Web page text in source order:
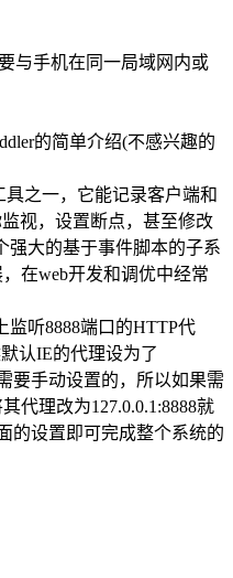
与手机在同一局域网内或
的简单介绍(不感兴趣的
具之一，它能记录客户端和
视，设置断点，甚至修改
强大的基于事件脚本的子系
在web开发和调优中经常
监听8888端口的HTTP代
认IE的代理设为了
要手动设置的，所以如果需
代理改为127.0.0.1:8888就
的设置即可完成整个系统的